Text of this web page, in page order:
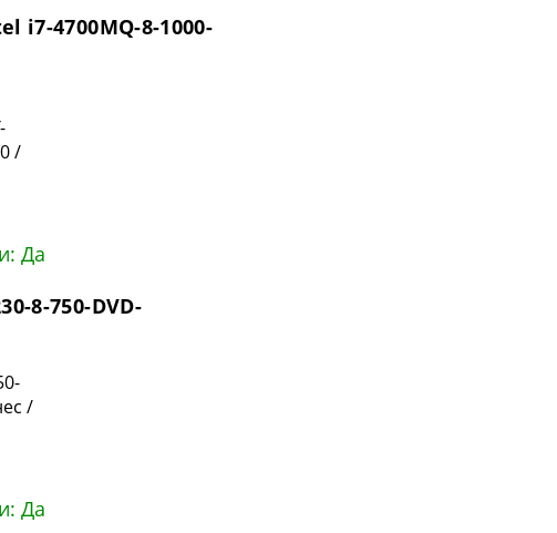
i7-4700MQ-8-1000-
/
Да
8-750-DVD-
/
Да